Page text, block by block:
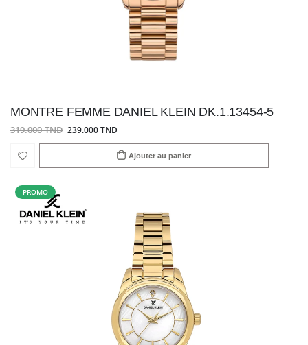
MONTRE FEMME DANIEL KLEIN DK.1.13454-5
319.000 TND 239.000 TND
Ajouter au panier
PROMO